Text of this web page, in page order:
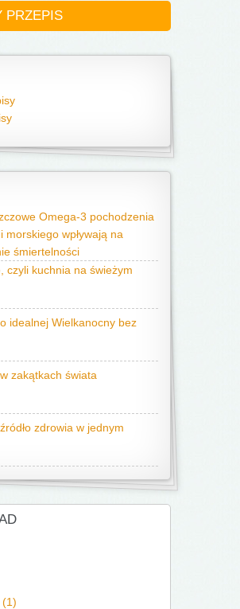
PRZEPIS
Omega-3 pochodzenia
morskiego wpływają na
śmiertelności
czyli kuchnia na świeżym
idealnej Wielkanocny bez
zakątkach świata
zdrowia w jednym
(1)